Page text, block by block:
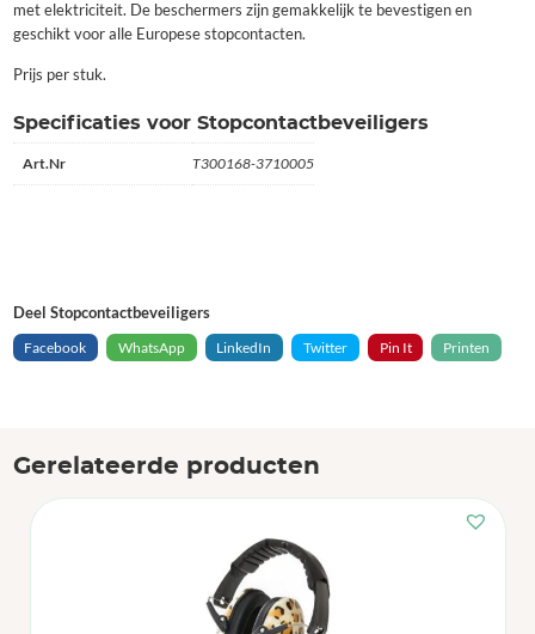
met elektriciteit. De beschermers zijn gemakkelijk te bevestigen en
geschikt voor alle Europese stopcontacten.
Prijs per stuk.
Specificaties voor Stopcontactbeveiligers
Art.Nr T300168-3710005
Deel Stopcontactbeveiligers
Facebook
WhatsApp LinkedIn Twitter Pin It Printen
Gerelateerde producten